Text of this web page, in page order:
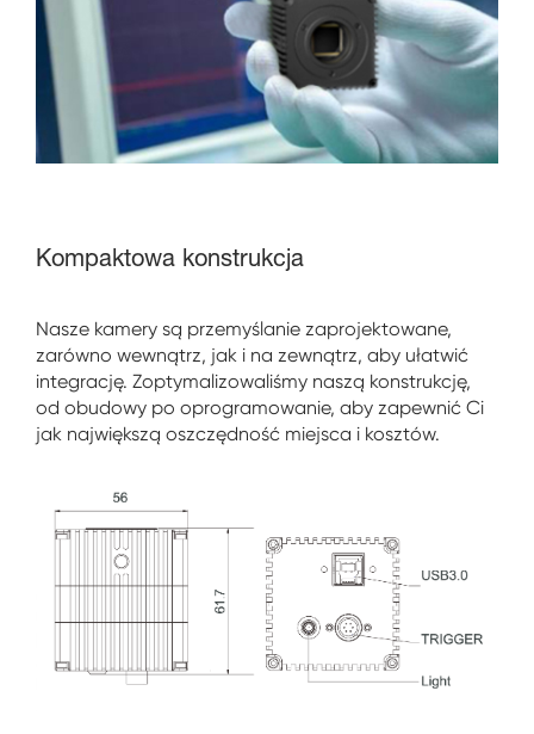
Kompaktowa konstrukcja
Nasze kamery są przemyślanie zaprojektowane,
zarówno wewnątrz, jak i na zewnątrz, aby ułatwić
integrację. Zoptymalizowaliśmy naszą konstrukcję,
od obudowy po oprogramowanie, aby zapewnić Ci
jak największą oszczędność miejsca i kosztów.